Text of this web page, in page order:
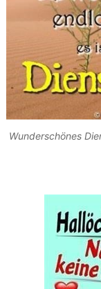
Wunderschönes